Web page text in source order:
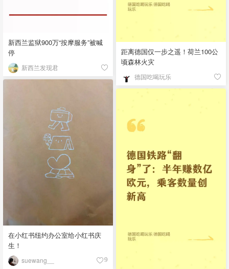
新西兰监狱900万“按摩服务”被喊
停
新西兰发现君
距离德国仅一步之遥！荷兰100公
顷森林火灾
德国吃喝玩乐
在小红书纽约办公室给小红书庆
生！
suewang__ 9